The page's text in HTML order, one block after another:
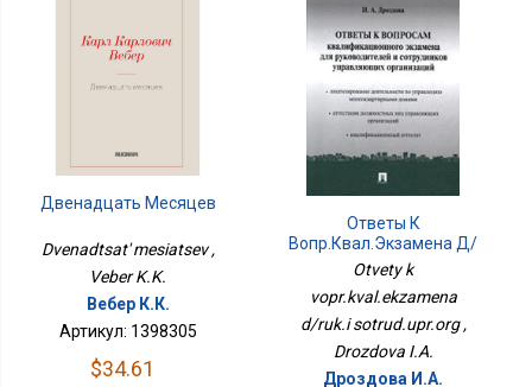
Двенадцать Месяцев
Dvenadtsat' mesiatsev ,
Veber K.K.
Вебер К.К.
Артикул: 1398305
$34.61
Ответы К
Вопр.квал.экзамена Д/
Рук.и Сотруд.упр.орг
Otvety k
vopr.kval.ekzamena
d/ruk.i sotrud.upr.org ,
Drozdova I.A.
Дроздова И.А.